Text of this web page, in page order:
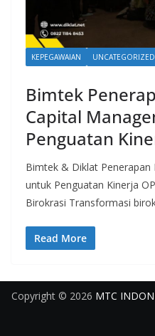
KEPEGAWAIAN UNCATEGORIZED
Bimtek
Capital
Penguatan
Bimtek & Diklat
untuk Penguatan Kinerja
Birokrasi Transformasi
Read More
Copyright © 2026 MTC